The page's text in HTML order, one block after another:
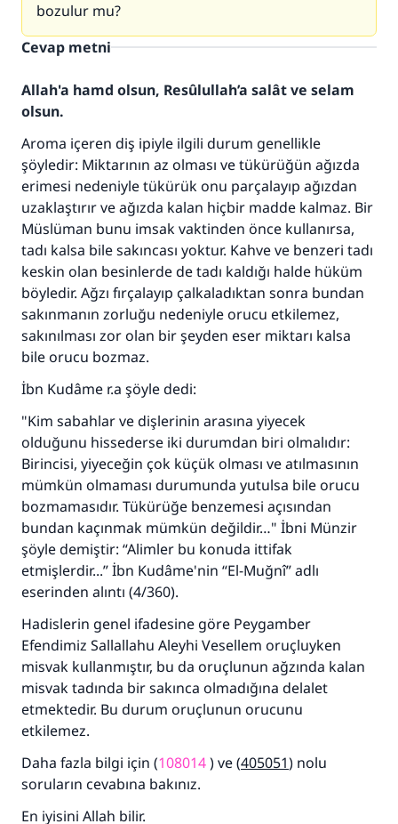
bozulur mu?
Cevap metni
Allah'a hamd olsun, Resûlullah’a salât ve selam
olsun.
Aroma içeren diş ipiyle ilgili durum genellikle
şöyledir: Miktarının az olması ve tükürüğün ağızda
erimesi nedeniyle tükürük onu parçalayıp ağızdan
uzaklaştırır ve ağızda kalan hiçbir madde kalmaz. Bir
Müslüman bunu imsak vaktinden önce kullanırsa,
tadı kalsa bile sakıncası yoktur. Kahve ve benzeri tadı
keskin olan besinlerde de tadı kaldığı halde hüküm
böyledir. Ağzı fırçalayıp çalkaladıktan sonra bundan
sakınmanın zorluğu nedeniyle orucu etkilemez,
sakınılması zor olan bir şeyden eser miktarı kalsa
bile orucu bozmaz.
İbn Kudâme r.a şöyle dedi:
"Kim sabahlar ve dişlerinin arasına yiyecek
olduğunu hissederse iki durumdan biri olmalıdır:
Birincisi, yiyeceğin çok küçük olması ve atılmasının
mümkün olmaması durumunda yutulsa bile orucu
bozmamasıdır. Tükürüğe benzemesi açısından
bundan kaçınmak mümkün değildir…" İbni Münzir
şöyle demiştir: “Alimler bu konuda ittifak
etmişlerdir...” İbn Kudâme'nin “El-Muğnî” adlı
eserinden alıntı (4/360).
Hadislerin genel ifadesine göre Peygamber
Efendimiz Sallallahu Aleyhi Vesellem oruçluyken
misvak kullanmıştır, bu da oruçlunun ağzında kalan
misvak tadında bir sakınca olmadığına delalet
etmektedir. Bu durum oruçlunun orucunu
etkilemez.
Daha fazla bilgi için (108014) ve (405051) nolu
soruların cevabına bakınız.
En iyisini Allah bilir.
110845 Nolu Cevap, bir evliliği
kurtardı.
Ümmete cevapları ulaştırmak için bizi destekle
Her kim bir hayra yol gösterirse , hayrı yapan
kişinin sevabı kadar ona sevap yazılır.
(MUSLIM 1893)